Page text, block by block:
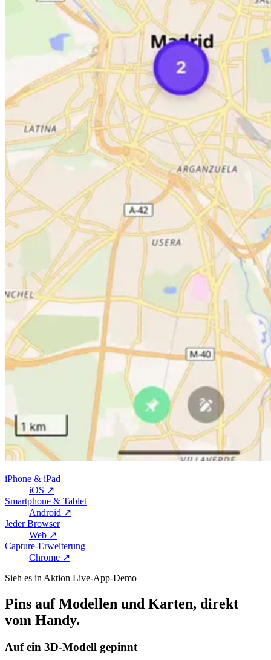
iPhone & iPad
iOS ↗
Smartphone & Tablet
Android ↗
Jeder Browser
Web ↗
Capture-Erweiterung
Chrome ↗
Sieh es in Aktion Live-App-Demo
Pins auf Modellen und Karten, direkt
vom Handy.
Auf ein 3D-Modell gepinnt